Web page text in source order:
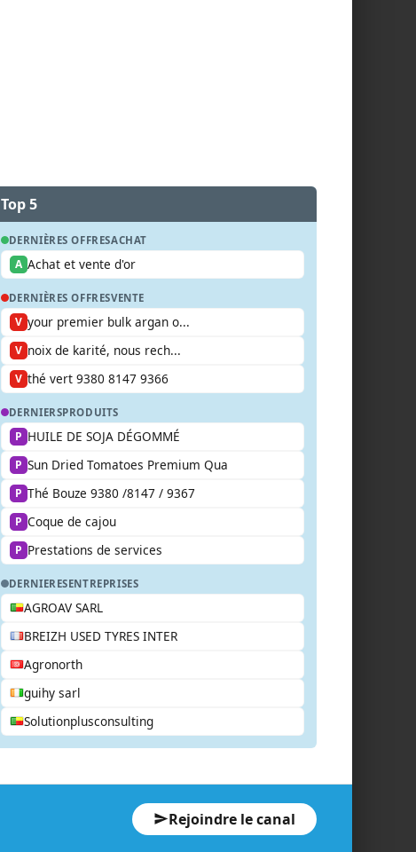
Top 5
DERNIÈRES OFFRESACHAT
A Achat et vente d'or
DERNIÈRES OFFRESVENTE
V your premier bulk argan o...
V noix de karité, nous rech...
V thé vert 9380 8147 9366
DERNIERSPRODUITS
P HUILE DE SOJA DÉGOMMÉ
P Sun Dried Tomatoes Premium Qua
P Thé Bouze 9380 /8147 / 9367
P Coque de cajou
P Prestations de services
DERNIERESENTREPRISES
AGROAV SARL
BREIZH USED TYRES INTER
Agronorth
guihy sarl
Solutionplusconsulting
Rejoindre le canal